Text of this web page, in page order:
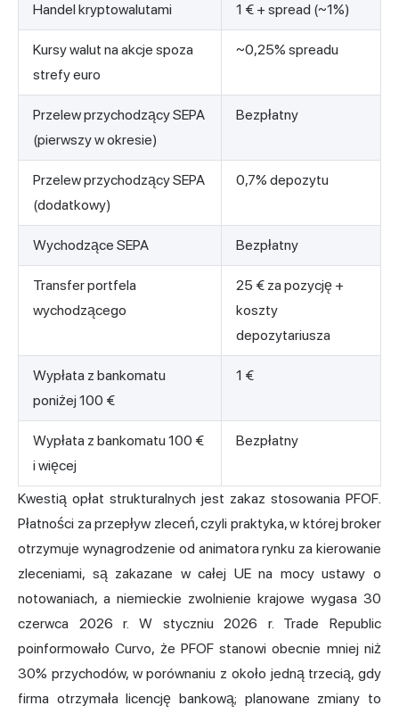
Handel kryptowalutami 1 € + spread (~1%)
Kursy walut na akcje spoza
strefy euro
~0,25% spreadu
Przelew przychodzący SEPA
(pierwszy w okresie)
Bezpłatny
Przelew przychodzący SEPA
(dodatkowy)
0,7% depozytu
Wychodzące SEPA Bezpłatny
Transfer portfela
wychodzącego
25 € za pozycję +
koszty
depozytariusza
Wypłata z bankomatu
poniżej 100 €
1 €
Wypłata z bankomatu 100 €
i więcej
Bezpłatny
Kwestią opłat strukturalnych jest zakaz stosowania PFOF.
Płatności za przepływ zleceń, czyli praktyka, w której broker
otrzymuje wynagrodzenie od animatora rynku za kierowanie
zleceniami, są zakazane w całej UE na mocy ustawy o
notowaniach, a niemieckie zwolnienie krajowe wygasa 30
czerwca 2026 r. W styczniu 2026 r. Trade Republic
poinformowało Curvo, że PFOF stanowi obecnie mniej niż
30% przychodów, w porównaniu z około jedną trzecią, gdy
firma otrzymała licencję bankową; planowane zmiany to